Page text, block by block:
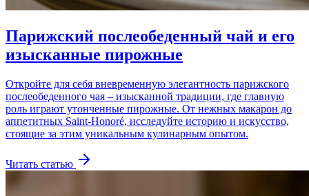
Парижский послеобеденный чай и его
изысканные пирожные
Откройте для себя вневременную элегантность парижского
послеобеденного чая – изысканной традиции, где главную
роль играют утонченные пирожные. От нежных макарон до
аппетитных Saint-Honoré, исследуйте историю и искусство,
стоящие за этим уникальным кулинарным опытом.
Читать статью